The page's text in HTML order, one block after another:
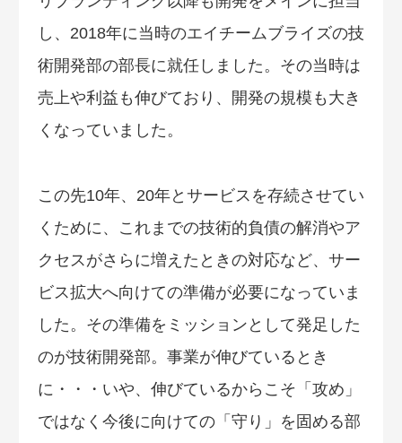
し、2018年に当時のエイチームブライズの技
術開発部の部長に就任しました。その当時は
売上や利益も伸びており、開発の規模も大き
くなっていました。
この先10年、20年とサービスを存続させてい
くために、これまでの技術的負債の解消やア
クセスがさらに増えたときの対応など、サー
ビス拡大へ向けての準備が必要になっていま
した。その準備をミッションとして発足した
のが技術開発部。事業が伸びているとき
に・・・いや、伸びているからこそ「攻め」
ではなく今後に向けての「守り」を固める部